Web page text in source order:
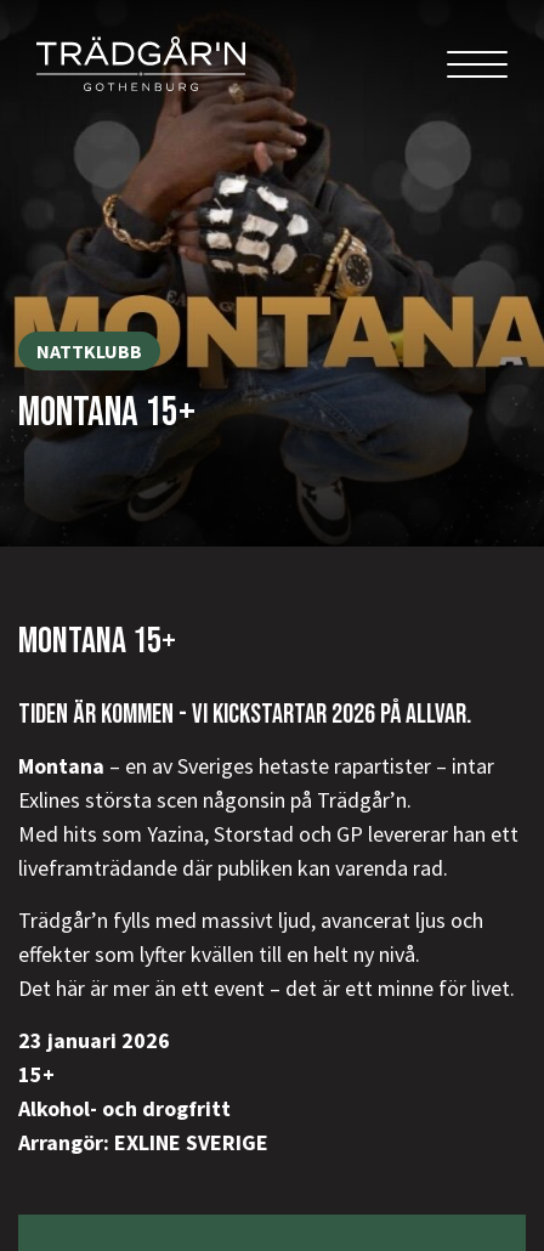
NATTKLUBB
MONTANA 15+
MONTANA 15+
TIDEN ÄR KOMMEN - VI KICKSTARTAR 2026 PÅ ALLVAR.
Montana – en av Sveriges hetaste rapartister – intar
Exlines största scen någonsin på Trädgår’n.
Med hits som Yazina, Storstad och GP levererar han ett
liveframträdande där publiken kan varenda rad.
Trädgår’n fylls med massivt ljud, avancerat ljus och
effekter som lyfter kvällen till en helt ny nivå.
Det här är mer än ett event – det är ett minne för livet.
23 januari 2026
15+
Alkohol- och drogfritt
Arrangör: EXLINE SVERIGE